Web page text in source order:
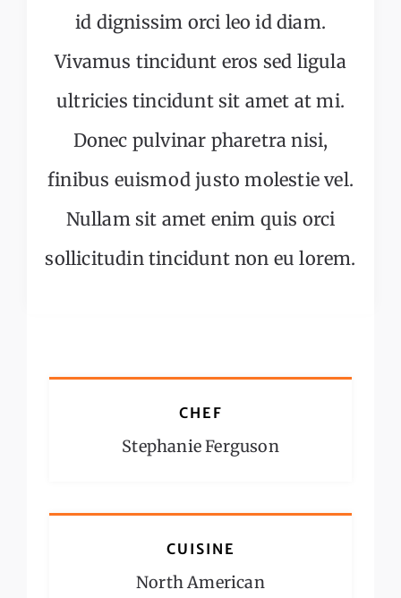
id dignissim orci leo id diam.
Vivamus tincidunt eros sed ligula
ultricies tincidunt sit amet at mi.
Donec pulvinar pharetra nisi,
finibus euismod justo molestie vel.
Nullam sit amet enim quis orci
sollicitudin tincidunt non eu lorem.
CHEF
Stephanie Ferguson
CUISINE
North American